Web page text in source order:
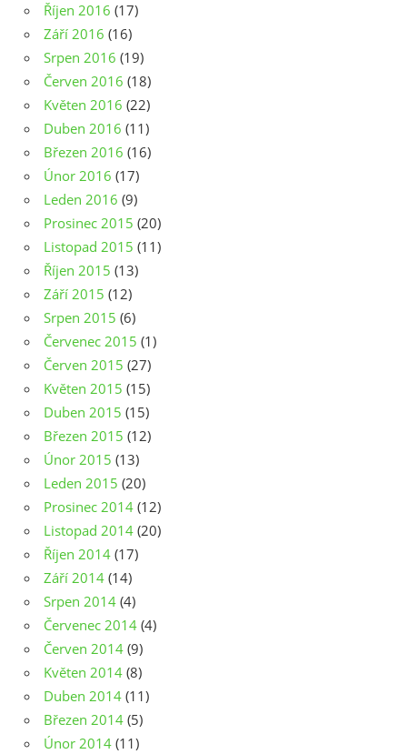
Říjen 2016 (17)
Září 2016 (16)
Srpen 2016 (19)
Červen 2016 (18)
Květen 2016 (22)
Duben 2016 (11)
Březen 2016 (16)
Únor 2016 (17)
Leden 2016 (9)
Prosinec 2015 (20)
Listopad 2015 (11)
Říjen 2015 (13)
Září 2015 (12)
Srpen 2015 (6)
Červenec 2015 (1)
Červen 2015 (27)
Květen 2015 (15)
Duben 2015 (15)
Březen 2015 (12)
Únor 2015 (13)
Leden 2015 (20)
Prosinec 2014 (12)
Listopad 2014 (20)
Říjen 2014 (17)
Září 2014 (14)
Srpen 2014 (4)
Červenec 2014 (4)
Červen 2014 (9)
Květen 2014 (8)
Duben 2014 (11)
Březen 2014 (5)
Únor 2014 (11)